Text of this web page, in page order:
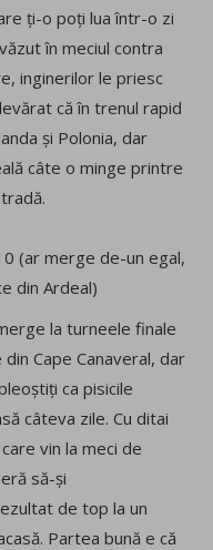
ți-o poți lua într-o zi
în meciul contra
inginerilor le priesc
că în trenul rapid
și Polonia, dar
câte o minge printre
(ar merge de-un egal,
din Ardeal)
la turneele finale
Cape Canaveral, dar
ca pisicile
câteva zile. Cu ditai
vin la meci de
să-și
de top la un
Partea bună e că